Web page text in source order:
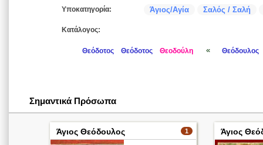
Υποκατηγορία: Άγιος/Αγία Σαλός / Σαλή
Κατάλογος:
Θεόδοτος Θεόδοτος Θεοδούλη « Θεόδουλος
Σημαντικά Πρόσωπα
1
Άγιος Θεόδουλος Άγιος